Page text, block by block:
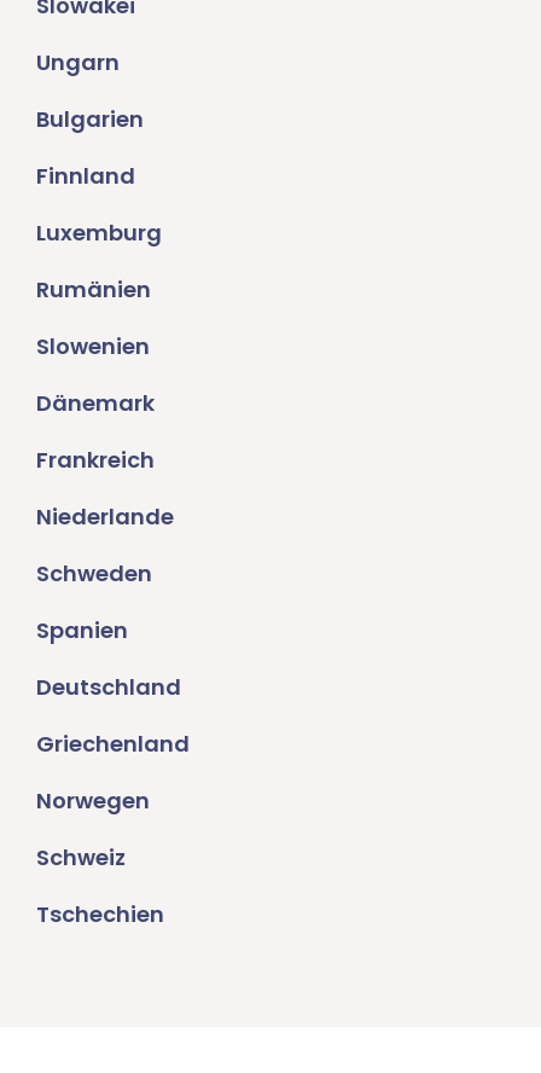
Ungarn
Bulgarien
Finnland
Luxemburg
Rumänien
Slowenien
Dänemark
Frankreich
Niederlande
Schweden
Spanien
Deutschland
Griechenland
Norwegen
Schweiz
Tschechien